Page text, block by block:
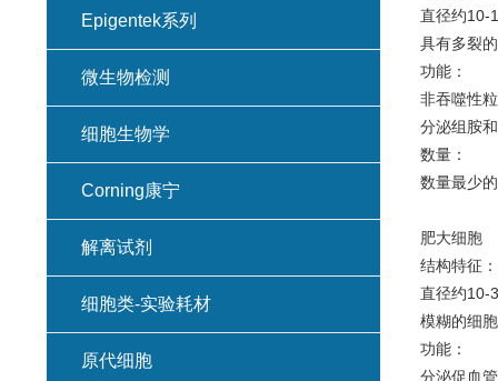
直径约10-
具有多裂
功能：
非吞噬性
分泌组胺
数量：
数量最
肥大细胞
结构特征：
直径约10-
模糊的细
功能：
分泌促血
Epigentek系列
微生物检测
细胞生物学
Corning康宁
解离试剂
细胞类-实验耗材
原代细胞